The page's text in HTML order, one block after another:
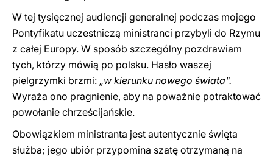
W tej tysięcznej audiencji generalnej podczas mojego
Pontyfikatu uczestniczą ministranci przybyli do Rzymu
z całej Europy. W sposób szczególny pozdrawiam
tych, którzy mówią po polsku. Hasło waszej
pielgrzymki brzmi: „w kierunku nowego świata".
Wyraża ono pragnienie, aby na poważnie potraktować
powołanie chrześcijańskie.
Obowiązkiem ministranta jest autentycznie święta
służba; jego ubiór przypomina szatę otrzymaną na